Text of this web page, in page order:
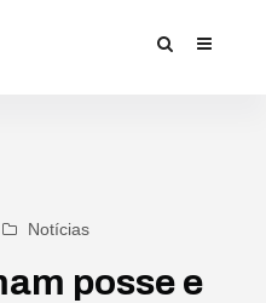
Notícias
posse e